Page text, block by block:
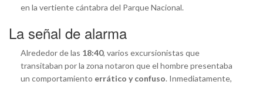
en la vertiente cántabra del Parque Nacional.
La señal de alarma
Alrededor de las 18:40, varios excursionistas que
transitaban por la zona notaron que el hombre presentaba
un comportamiento errático y confuso. Inmediatamente,